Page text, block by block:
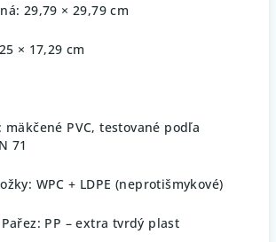
29,79 × 29,79 cm
× 17,29 cm
mäkčené PVC, testované podľa
71
WPC + LDPE (neprotišmykové)
PP – extra tvrdý plast